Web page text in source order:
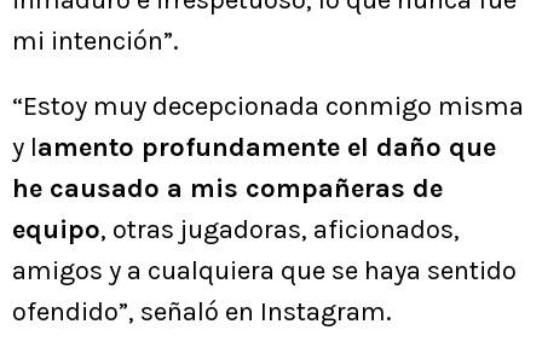
mi intención”.
“Estoy muy decepcionada conmigo misma
y lamento profundamente el daño que
he causado a mis compañeras de
equipo, otras jugadoras, aficionados,
amigos y a cualquiera que se haya sentido
ofendido”, señaló en Instagram.